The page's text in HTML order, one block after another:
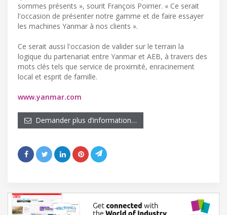
sommes présents », sourit François Poirrier. « Ce serait
l'occasion de présenter notre gamme et de faire essayer
les machines Yanmar à nos clients ».
Ce serait aussi l'occasion de valider sur le terrain la
logique du partenariat entre Yanmar et AEB, à travers des
mots clés tels que service de proximité, enracinement
local et esprit de famille.
www.yanmar.com
Demander plus d’information…